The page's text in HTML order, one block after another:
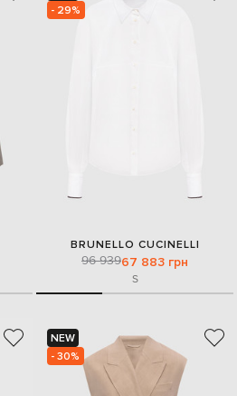
- 29%
BRUNELLO CUCINELLI
96 93967 883 грн
S
NEW
- 30%